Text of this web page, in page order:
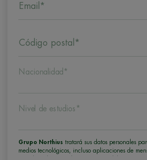
Email*
Código postal*
Nacionalidad*
Nivel de estudios*
Grupo Northius tratará sus datos personales
medios tecnológicos, incluso aplicaciones de